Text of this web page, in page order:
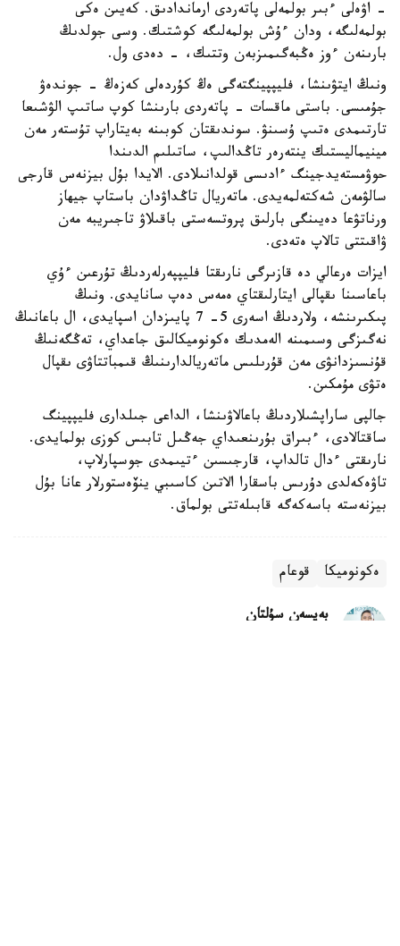
- اۋەلى ءبىر بولمەلى پاتەردى ارماندادىق. كەيىن ەكى
بولمەلىگە، ودان ءۇش بولمەلىگە كوشتىك. وسى جولدىڭ
بارىنەن ءوز ەڭبەگىمىزبەن وتتىك، - دەدى ول.
ونىڭ ايتۋىنشا، فليپپينگتەگى ەڭ كۇردەلى كەزەڭ - جوندەۋ
جۇمىسى. باستى ماقسات - پاتەردى بارىنشا كوپ ساتىپ الۋشىعا
تارتىمدى ەتىپ ۇسىنۋ. سوندىقتان كوبىنە بەيتاراپ تۇستەر مەن
مينيماليستىك ينتەرەر تاڭدالىپ، ساتىلىم الدىندا
حوۋمستەيدجينگ ءادىسى قولدانىلادى. الايدا بۇل بيزنەس قارجى
سالۋمەن شەكتەلمەيدى. ماتەريال تاڭداۋدان باستاپ جيھاز
ورناتۋعا دەيىنگى بارلىق پروتسەستى باقىلاۋ تاجىريبە مەن
ۋاقىتتى تالاپ ەتەدى.
ايزات ەرعالي دە قازىرگى نارىقتا فليپپەرلەردىڭ تۇرعىن ءۇي
باعاسىنا ىقپالى ايتارلىقتاي ەمەس دەپ سانايدى. ونىڭ
پىكىرىنشە، ولاردىڭ اسەرى 5- 7 پايىزدان اسپايدى، ال باعانىڭ
نەگىزگى وسىمىنە الەمدىك ەكونوميكالىق جاعداي، تەڭگەنىڭ
قۇنسىزدانۋى مەن قۇرىلىس ماتەريالدارىنىڭ قىمباتتاۋى ىقپال
ەتۋى مۇمكىن.
جالپى ساراپشىلاردىڭ باعالاۋىنشا، الداعى جىلدارى فليپپينگ
ساقتالادى، ءبىراق بۇرىنعىداي جەڭىل تابىس كوزى بولمايدى.
نارىقتى ءدال تالداپ، قارجىسىن ءتيىمدى جوسپارلاپ،
تاۋەكەلدى دۇرىس باسقارا الاتىن كاسىبي ينۆەستورلار عانا بۇل
بيزنەستە باسەكەگە قابىلەتتى بولماق.
ەكونوميكا قوعام
بەيسەن سۇلتان